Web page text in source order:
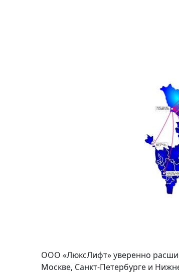
ООО «ЛюксЛифт» уверенно
Москве, Санкт-Петербурге и